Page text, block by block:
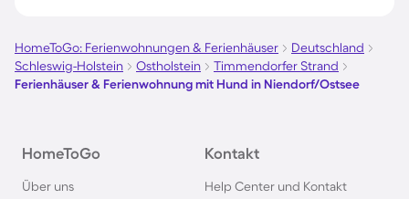
HomeToGo: Ferienwohnungen & Ferienhäuser
Deutschland
Schleswig-Holstein
Ostholstein
Timmendorfer Strand
Ferienhäuser & Ferienwohnung mit Hund in Niendorf/Ostsee
HomeToGo
Über uns
Kontakt
Help Center und Kontakt